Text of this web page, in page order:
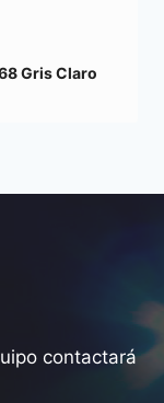
Gris Claro
contactará